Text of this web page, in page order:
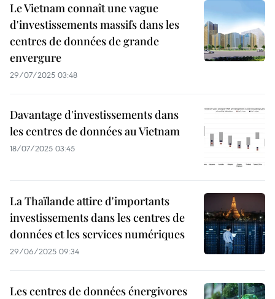
Le Vietnam connaît une vague
d'investissements massifs dans les
centres de données de grande
envergure
29/07/2025 03:48
Davantage d'investissements dans
les centres de données au Vietnam
18/07/2025 03:45
La Thaïlande attire d'importants
investissements dans les centres de
données et les services numériques
29/06/2025 09:34
Les centres de données énergivores